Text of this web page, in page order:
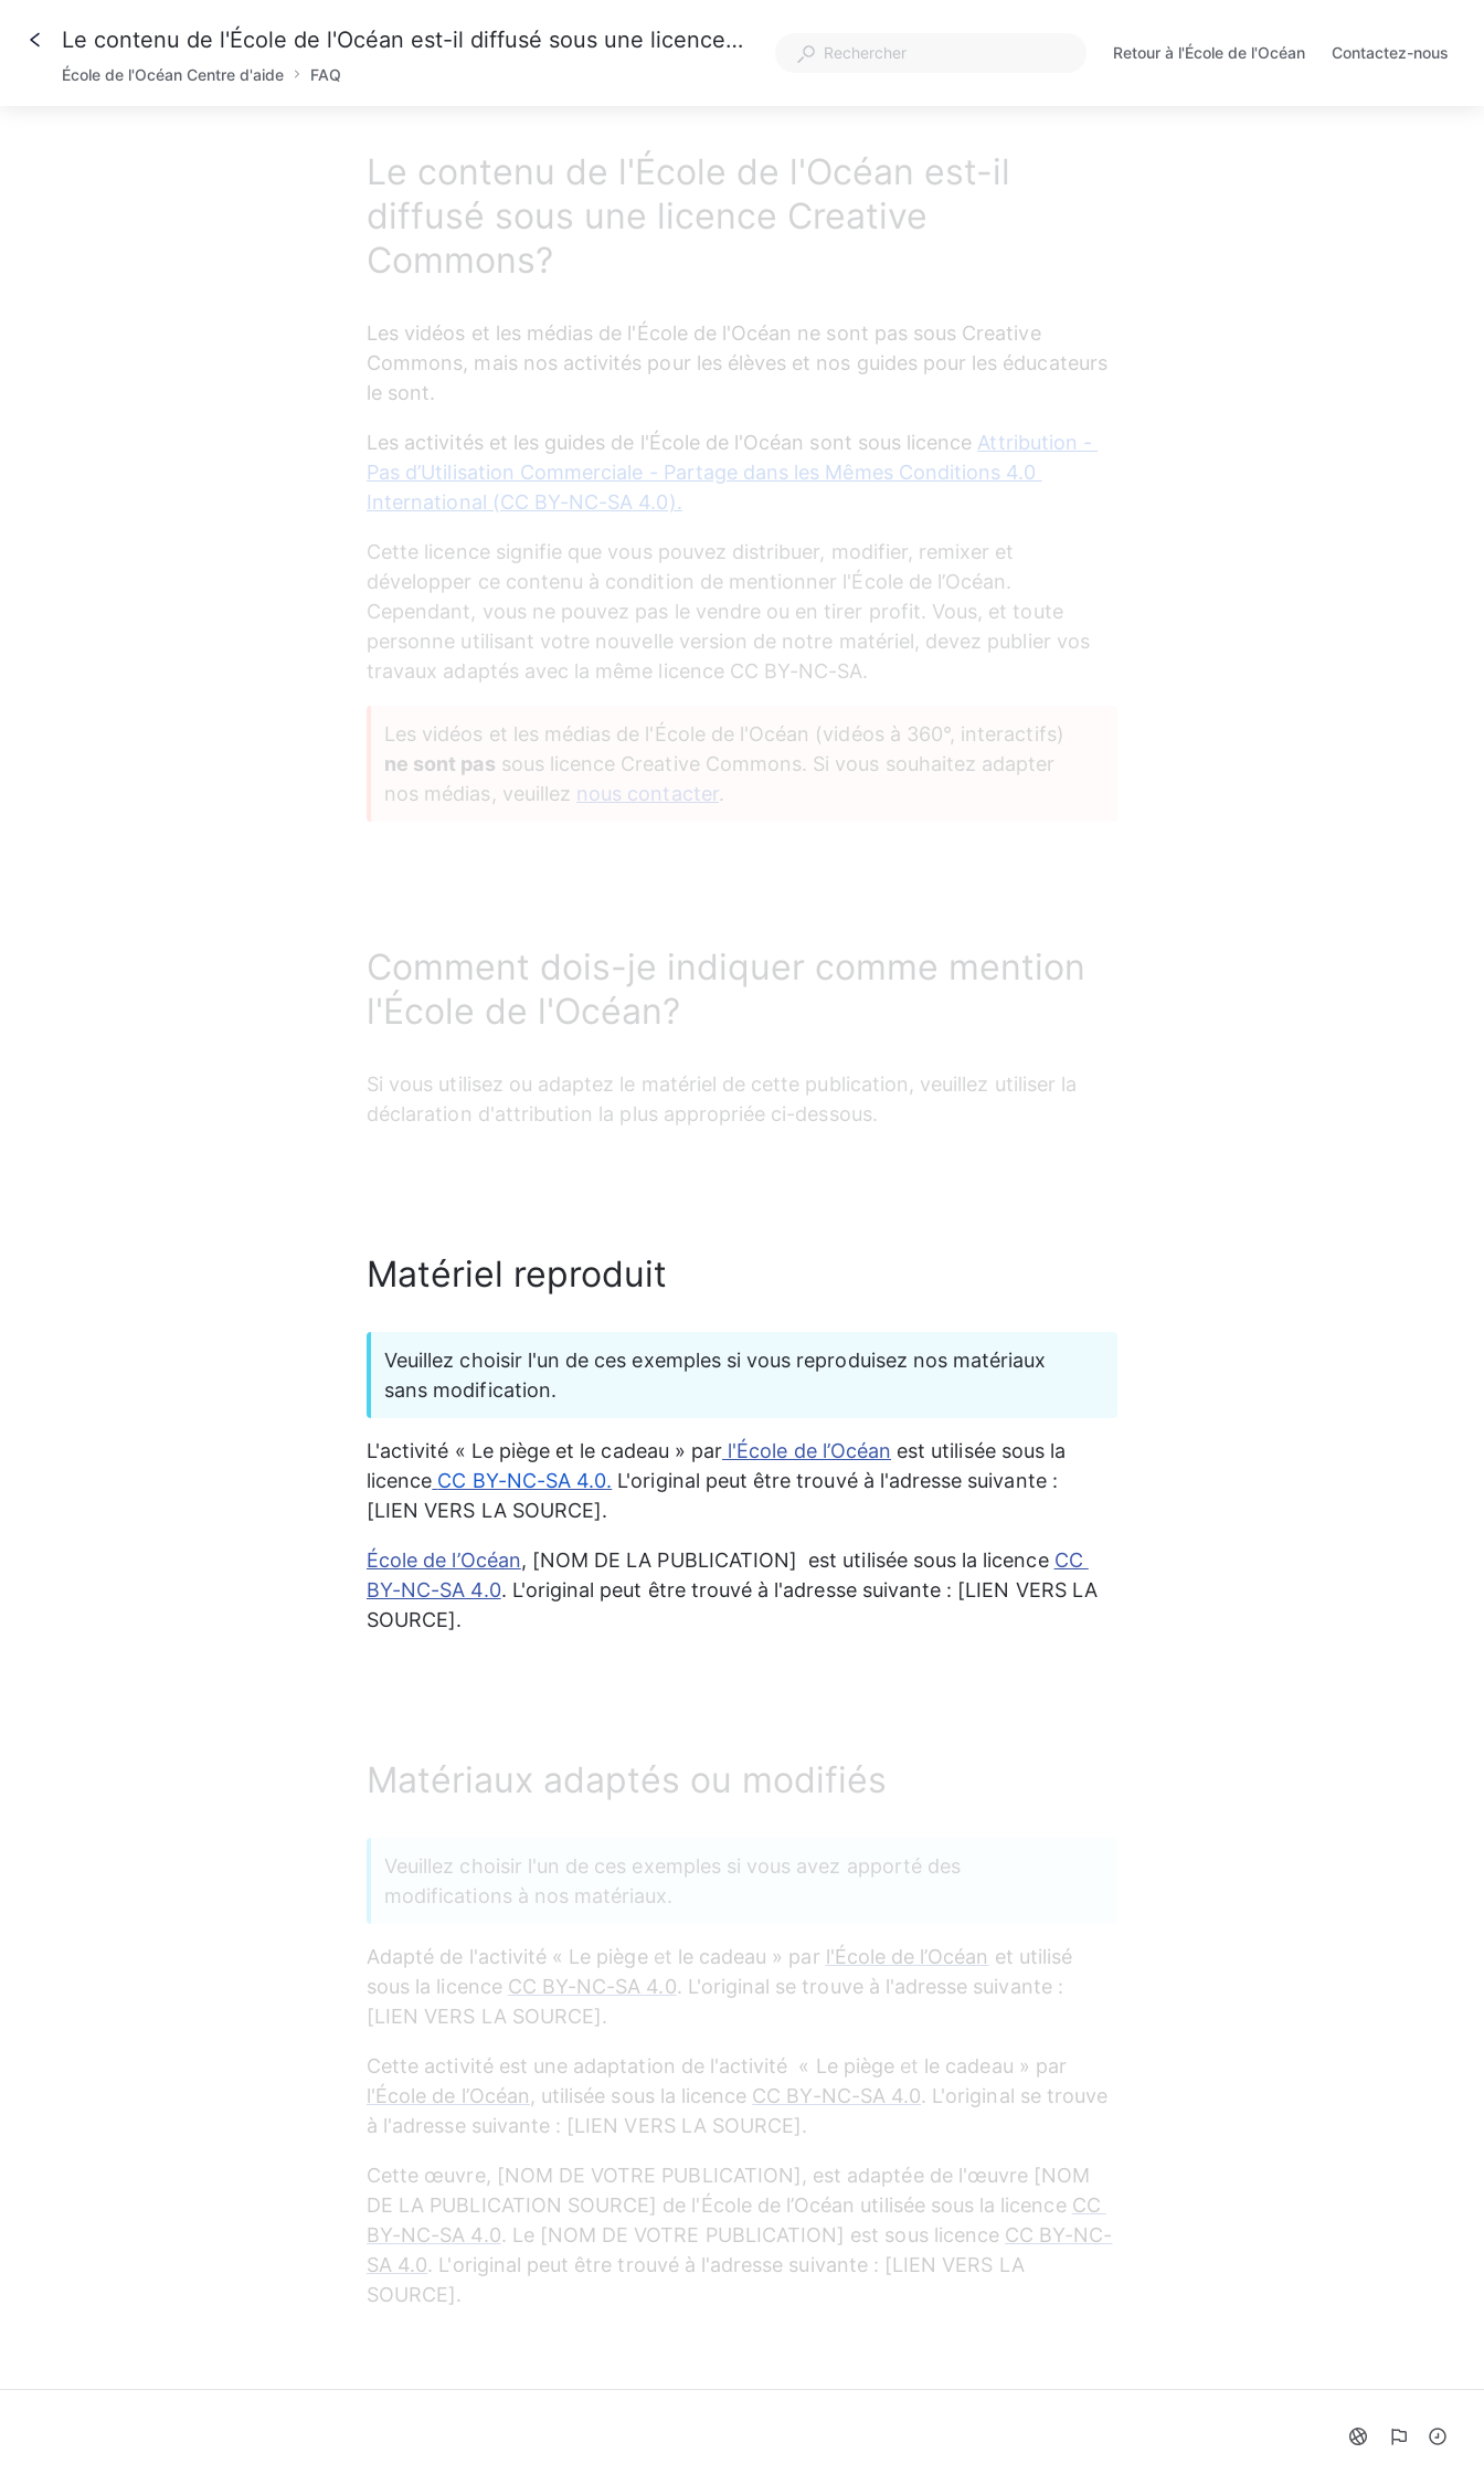
Le contenu de l'École de l'Océan est-il diffusé sous une licence Creative Commons?
École de l'Océan Centre d'aide FAQ
Retour à l'École de l'Océan
S'ouvre
Le contenu de l'École de l'Océan est-il
diffusé sous une licence Creative
Commons?
Les vidéos et les médias de l'École de l'Océan ne sont pas sous Creative
Commons, mais nos activités pour les élèves et nos guides pour les éducateurs
le sont.
Les activités et les guides de l'École de l'Océan sont sous licence Attribution -
Pas d’Utilisation Commerciale - Partage dans les Mêmes Conditions 4.0
International (CC BY-NC-SA 4.0).
Cette licence signifie que vous pouvez distribuer, modifier, remixer et
développer ce contenu à condition de mentionner l'École de l’Océan.
Cependant, vous ne pouvez pas le vendre ou en tirer profit. Vous, et toute
personne utilisant votre nouvelle version de notre matériel, devez publier vos
travaux adaptés avec la même licence CC BY-NC-SA.
Les vidéos et les médias de l'École de l'Océan (vidéos à 360°, interactifs)
ne sont pas sous licence Creative Commons. Si vous souhaitez adapter
nos médias, veuillez nous contacter.
Comment dois-je indiquer comme mention
l'École de l'Océan?
Si vous utilisez ou adaptez le matériel de cette publication, veuillez utiliser la
déclaration d'attribution la plus appropriée ci-dessous.
Matériel reproduit
Veuillez choisir l'un de ces exemples si vous reproduisez nos matériaux
sans modification.
L'activité « Le piège et le cadeau » par l'École de l’Océan est utilisée sous la
licence CC BY-NC-SA 4.0. L'original peut être trouvé à l'adresse suivante :
[LIEN VERS LA SOURCE].
École de l’Océan, [NOM DE LA PUBLICATION]  est utilisée sous la licence CC
BY-NC-SA 4.0. L'original peut être trouvé à l'adresse suivante : [LIEN VERS LA
SOURCE].
Matériaux adaptés ou modifiés
Veuillez choisir l'un de ces exemples si vous avez apporté des
modifications à nos matériaux.
Adapté de l'activité « Le piège et le cadeau » par l'École de l’Océan et utilisé
sous la licence CC BY-NC-SA 4.0. L'original se trouve à l'adresse suivante :
[LIEN VERS LA SOURCE].
Cette activité est une adaptation de l'activité  « Le piège et le cadeau » par
l'École de l’Océan, utilisée sous la licence CC BY-NC-SA 4.0. L'original se trouve
à l'adresse suivante : [LIEN VERS LA SOURCE].
Cette œuvre, [NOM DE VOTRE PUBLICATION], est adaptée de l'œuvre [NOM
DE LA PUBLICATION SOURCE] de l'École de l’Océan utilisée sous la licence CC
BY-NC-SA 4.0. Le [NOM DE VOTRE PUBLICATION] est sous licence CC BY-NC-
SA 4.0. L'original peut être trouvé à l'adresse suivante : [LIEN VERS LA
SOURCE].